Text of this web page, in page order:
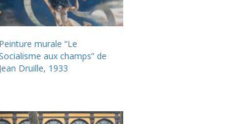
Peinture murale “Le
aux champs” de
Jean Druille, 1933